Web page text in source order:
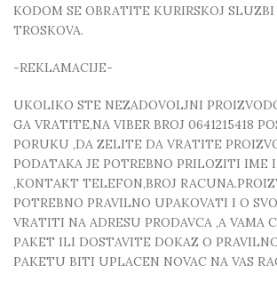
KODOM SE OBRATITE KURIRSKOJ
TROSKOVA.
-REKLAMACIJE-
UKOLIKO STE NEZADOVOLJNI
GA VRATITE,NA VIBER BROJ 0641215418
PORUKU ,DA ZELITE DA VRATITE
PODATAKA JE POTREBNO PRILOZITI IME
,KONTAKT TELEFON,BROJ
POTREBNO PRAVILNO UPAKOVATI I O
VRATITI NA ADRESU PRODAVCA ,A VAMA
PAKET ILI DOSTAVITE DOKAZ O
PAKETU BITI UPLACEN NOVAC NA VAS